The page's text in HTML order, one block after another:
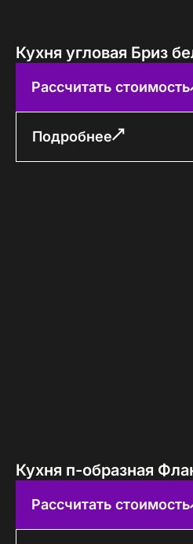
Кухня угловая Бриз
Рассчитать стоимость
Подробнее
Кухня п-образная
Рассчитать стоимость